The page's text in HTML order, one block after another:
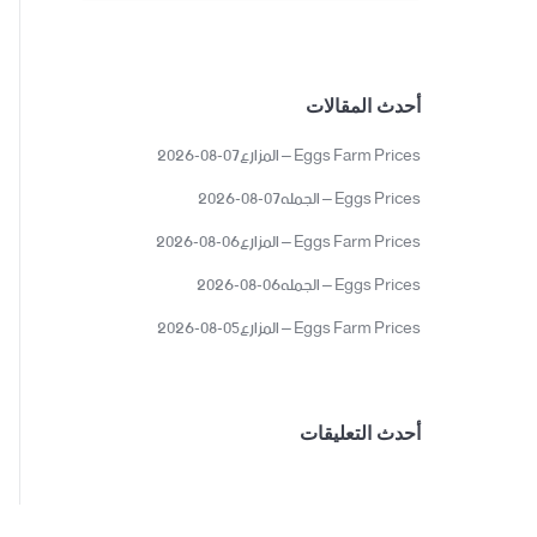
أحدث المقالات
Eggs Farm Prices – المزارع07-08-2026
Eggs Prices – الجمله07-08-2026
Eggs Farm Prices – المزارع06-08-2026
Eggs Prices – الجمله06-08-2026
Eggs Farm Prices – المزارع05-08-2026
أحدث التعليقات